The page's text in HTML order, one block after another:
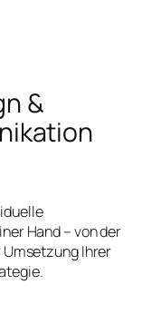
&
Hand – von der
Ihrer